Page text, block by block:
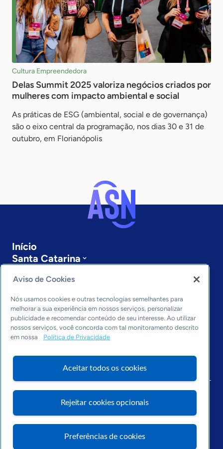
Cultura Empreendedora
Delas Summit 2025 valoriza negócios criados por
mulheres com impacto ambiental e social
As práticas de ESG (ambiental, social e de governança)
são o eixo central da programação, nos dias 30 e 31 de
outubro, em Florianópolis
Início
Santa Catarina
Últimas notícias
Entre em contato
Editorias
Economia & Política
Inovação & Tecnologia
Dados
Visite o Portal Sebrae
Aviso de Cookies
Nós usamos cookies e outras tecnologias semelhantes para
melhorar a sua experiência em nossos serviços, personalizar
publicidade e recomendar conteúdo de seu interesse. Ao utilizar
nossos serviços, você concorda com tal monitoramento descrito
em nossa
Política de Privacidade
Aceitar todos os cookies
Rejeitar cookies opcionais
Preferências de cookies